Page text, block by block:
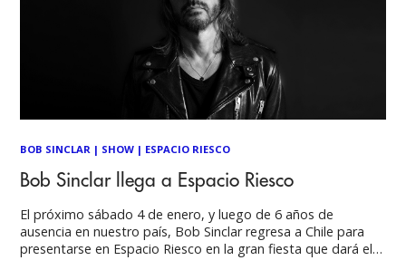
BOB SINCLAR | SHOW | ESPACIO RIESCO
Bob Sinclar llega a Espacio Riesco
El próximo sábado 4 de enero, y luego de 6 años de
ausencia en nuestro país, Bob Sinclar regresa a Chile para
presentarse en Espacio Riesco en la gran fiesta que dará el